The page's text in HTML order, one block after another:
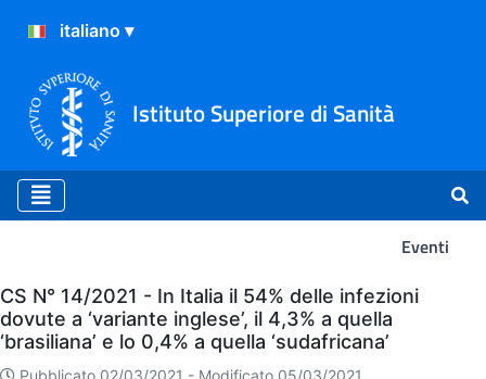
Istituto Superiore di Sanità
Eventi
Eventi
CS N° 14/2021 - In Italia il 54% delle infezioni
dovute a ‘variante inglese’, il 4,3% a quella
‘brasiliana’ e lo 0,4% a quella ‘sudafricana’
Pubblicato 02/03/2021 - Modificato 05/03/2021